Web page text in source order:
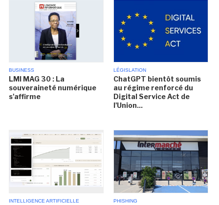
BUSINESS
LMI MAG 30 : La
souveraineté numérique
s'affirme
LÉGISLATION
ChatGPT bientôt soumis
au régime renforcé du
Digital Service Act de
l'Union...
INTELLIGENCE ARTIFICIELLE PHISHING